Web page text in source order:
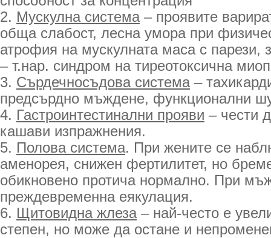
2. Мускулна система– проявите
обща слабост, лесна умора при
атрофия на мускулната маса с парези,
– т.нар. синдром на тиреотоксична
3. Сърдечносъдова система–
предсърдно мъждене, функционални
4. Гастроинтестинални прояви – чести
кашави изпражнения.
5. Полова система. При жените се
аменорея, снижен фертилитет, но
обикновено протича нормално. При
преждевременна еякулация.
6. Щитовидна жлеза– най-често е
степен, но може да остане и